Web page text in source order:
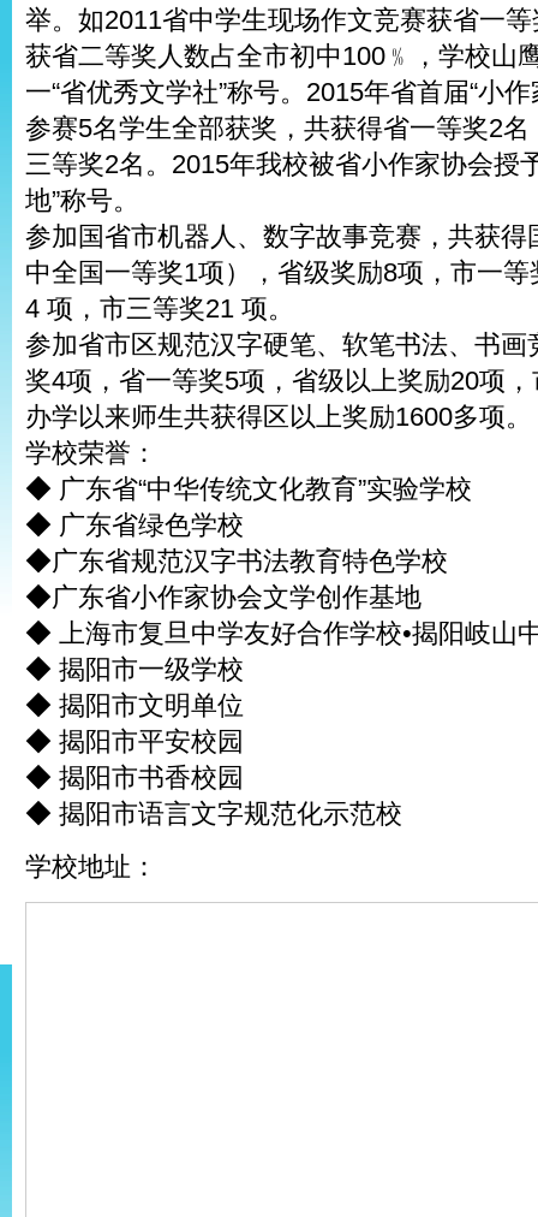
举。如2011省中学生现场作文竞赛获省一
获省二等奖人数占全市初中100﹪，学校山
一“省优秀文学社”称号。2015年省首届“小
参赛5名学生全部获奖，共获得省一等奖2
三等奖2名。2015年我校被省小作家协会授
地”称号。
参加国省市机器人、数字故事竞赛，共获得
中全国一等奖1项），省级奖励8项，市一
4 项，市三等奖21 项。
参加省市区规范汉字硬笔、软笔书法、书画
奖4项，省一等奖5项，省级以上奖励20项
办学以来师生共获得区以上奖励1600多项。
学校荣誉：
◆ 广东省“中华传统文化教育”实验学校
◆ 广东省绿色学校
◆广东省规范汉字书法教育特色学校
◆广东省小作家协会文学创作基地
◆ 上海市复旦中学友好合作学校•揭阳岐山
◆ 揭阳市一级学校
◆ 揭阳市文明单位
◆ 揭阳市平安校园
◆ 揭阳市书香校园
◆ 揭阳市语言文字规范化示范校
学校地址：